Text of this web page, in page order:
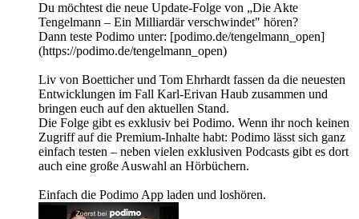
Du möchtest die neue Update-Folge von „Die Akte
Tengelmann – Ein Milliardär verschwindet" hören?
Dann teste Podimo unter: [podimo.de/tengelmann_open]
(https://podimo.de/tengelmann_open)
Liv von Boetticher und Tom Ehrhardt fassen da die neuesten
Entwicklungen im Fall Karl-Erivan Haub zusammen und
bringen euch auf den aktuellen Stand.
Die Folge gibt es exklusiv bei Podimo. Wenn ihr noch keinen
Zugriff auf die Premium-Inhalte habt: Podimo lässt sich ganz
einfach testen – neben vielen exklusiven Podcasts gibt es dort
auch eine große Auswahl an Hörbüchern.
Einfach die Podimo App laden und loshören.